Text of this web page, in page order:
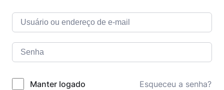
Manter logado Esqueceu a senha?